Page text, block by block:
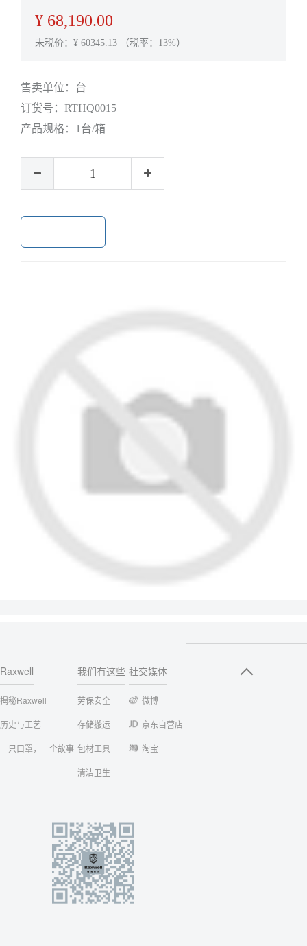
¥ 68,190.00
未税价：¥ 60345.13 （税率：13%）
售卖单位： 台
订货号： RTHQ0015
产品规格： 1台/箱
Raxwell
揭秘Raxwell
历史与工艺
一只口罩，一个故事
我们有这些
劳保安全
存储搬运
包材工具
清洁卫生
社交媒体
微博
京东自营店
淘宝